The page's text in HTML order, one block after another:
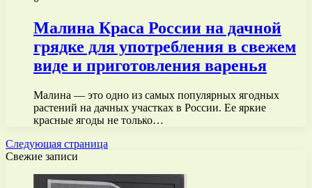
Малина Краса России на дачной
грядке для употребления в свежем
виде и приготовления варенья
Малина — это одно из самых популярных ягодных
растений на дачных участках в России. Ее яркие
красные ягоды не только…
Следующая страница
Свежие записи